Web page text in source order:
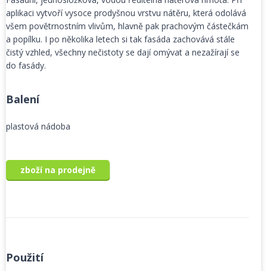
aplikaci vytvoří vysoce prodyšnou vrstvu nátěru, která odolává
všem povětrnostním vlivům, hlavně pak prachovým částečkám
a popílku. I po několika letech si tak fasáda zachovává stále
čistý vzhled, všechny nečistoty se dají omývat a nezažírají se
do fasády.
Balení
plastová nádoba
zboží na prodejně
Použití